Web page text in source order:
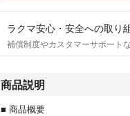
ラクマ安心・安全への取り
補償制度やカスタマーサポート
商品説明
■ 商品概要